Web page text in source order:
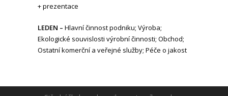
+ prezentace
LEDEN – Hlavní činnost podniku; Výroba;
Ekologické souvislosti výrobní činnosti; Obchod;
Ostatní komerční a veřejné služby; Péče o jakost